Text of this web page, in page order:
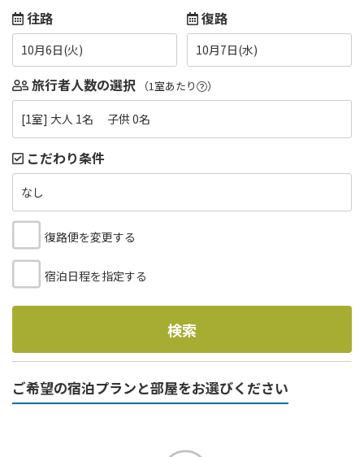
往路
10月6日(火)
復路
10月7日(水)
旅行者人数の選択 （1室あたり ）
[1室] 大人 1名 子供 0名
こだわり条件
なし
復路便を変更する
宿泊日程を指定する
検索
ご希望の宿泊プランと部屋をお選びください